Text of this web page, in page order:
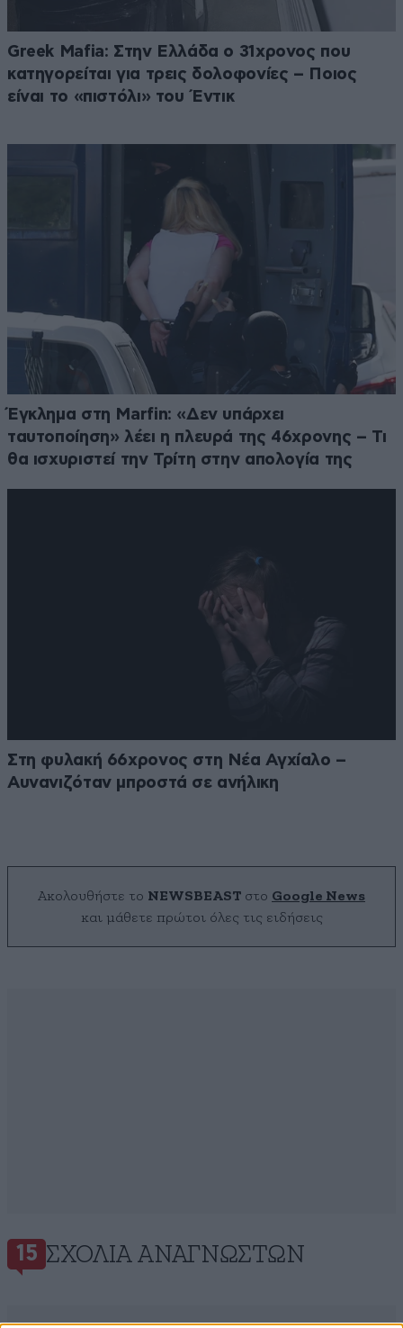
Greek Mafia: Στην Ελλάδα ο 31χρονος που
κατηγορείται για τρεις δολοφονίες – Ποιος
είναι το «πιστόλι» του Έντικ
Έγκλημα στη Marfin: «Δεν υπάρχει
ταυτοποίηση» λέει η πλευρά της 46χρονης – Τι
θα ισχυριστεί την Τρίτη στην απολογία της
Στη φυλακή 66χρονος στη Νέα Αγχίαλο –
Αυνανιζόταν μπροστά σε ανήλικη
Ακολουθήστε το NEWSBEAST στο Google News
και μάθετε πρώτοι όλες τις ειδήσεις
15 ΣΧΌΛΙΑ ΑΝΑΓΝΩΣΤΏΝ